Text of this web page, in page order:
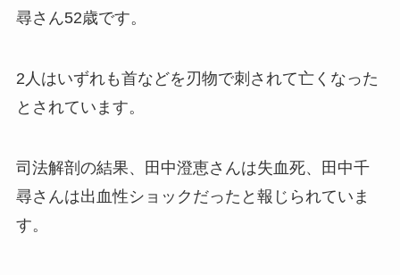
尋さん52歳です。
2人はいずれも首などを刃物で刺されて亡くなった
とされています。
司法解剖の結果、田中澄恵さんは失血死、田中千
尋さんは出血性ショックだったと報じられていま
す。